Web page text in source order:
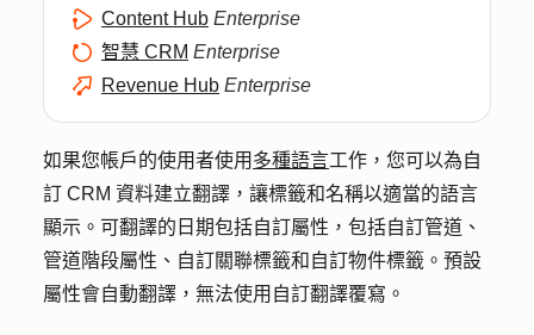
Content Hub Enterprise
智慧 CRM Enterprise
Revenue Hub Enterprise
如果您帳戶的使用者使用 多種語言工作，您可以為自
訂 CRM 資料建立翻譯，讓標籤和名稱以適當的語言
顯示。可翻譯的日期包括自訂屬性，包括自訂管道、
管道階段屬性、自訂關聯標籤和自訂物件標籤。預設
屬性會自動翻譯，無法使用自訂翻譯覆寫。